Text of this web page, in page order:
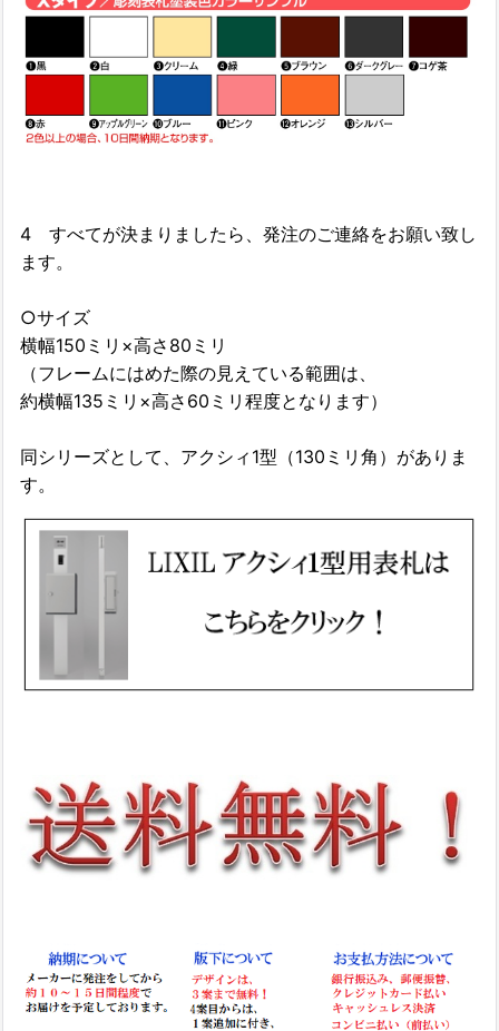
4 すべてが決まりましたら、発注のご連絡をお願い致し
ます。
○サイズ
横幅150ミリ×高さ80ミリ
（フレームにはめた際の見えている範囲は、
約横幅135ミリ×高さ60ミリ程度となります）
同シリーズとして、アクシィ1型（130ミリ角）がありま
す。